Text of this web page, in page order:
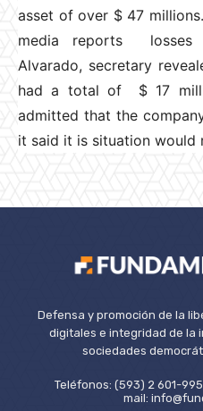
asset of over $ 47
media reports losses
Alvarado, secretary
had a total of $ 17
admitted that the
it said it is situation would
Defensa y promoción de la
digitales e integridad de la
sociedades
Teléfonos: (593) 2 601-
mail: